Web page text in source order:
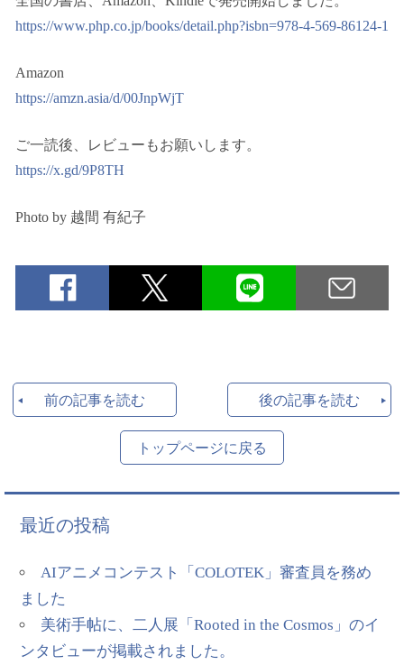
https://www.php.co.jp/books/detail.php?isbn=978-4-569-86124-1
Amazon
https://amzn.asia/d/00JnpWjT
ご一読後、レビューもお願いします。
https://x.gd/9P8TH
Photo by 越間 有紀子
前の記事を読む 後の記事を読む
トップページに戻る
最近の投稿
AIアニメコンテスト「COLOTEK」審査員を務め
ました
美術手帖に、二人展「Rooted in the Cosmos」のイ
ンタビューが掲載されました。